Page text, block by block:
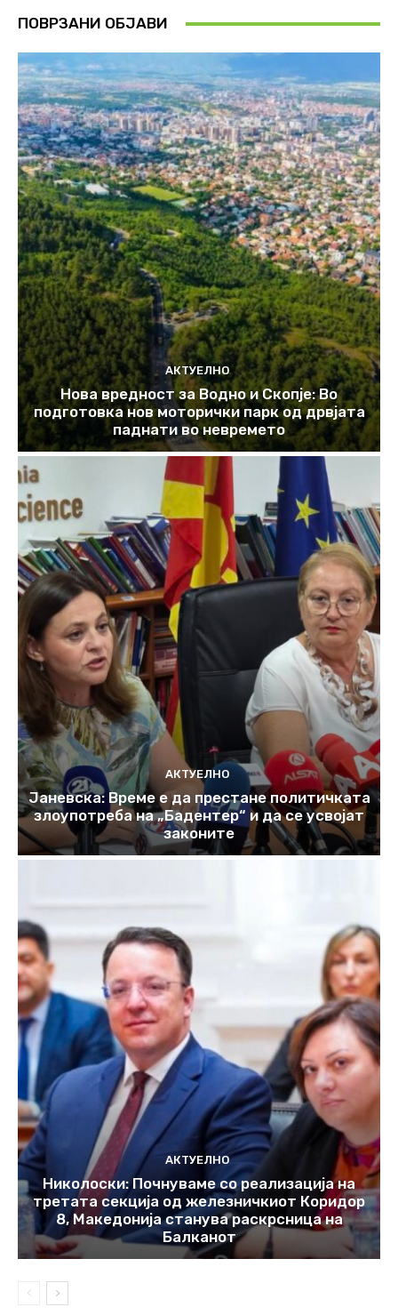
ПОВРЗАНИ ОБЈАВИ
АКТУЕЛНО
Нова вредност за Водно и Скопје: Во
подготовка нов моторички парк од дрвјата
паднати во невремето
АКТУЕЛНО
Јаневска: Време е да престане политичката
злоупотреба на „Бадентер“ и да се усвојат
законите
АКТУЕЛНО
Николоски: Почнуваме со реализација на
третата секција од железничкиот Коридор
8, Македонија станува раскрсница на
Балканот